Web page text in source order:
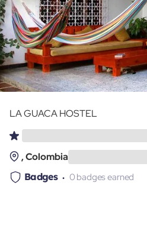
LA GUACA HOSTEL
, Colombia
Badges 0 badges earned